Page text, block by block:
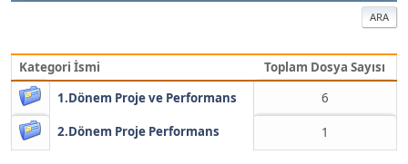
ARA
Kategori İsmi
Toplam Dosya Sayısı
1.Dönem Proje ve Performans
6
2.Dönem Proje Performans 1